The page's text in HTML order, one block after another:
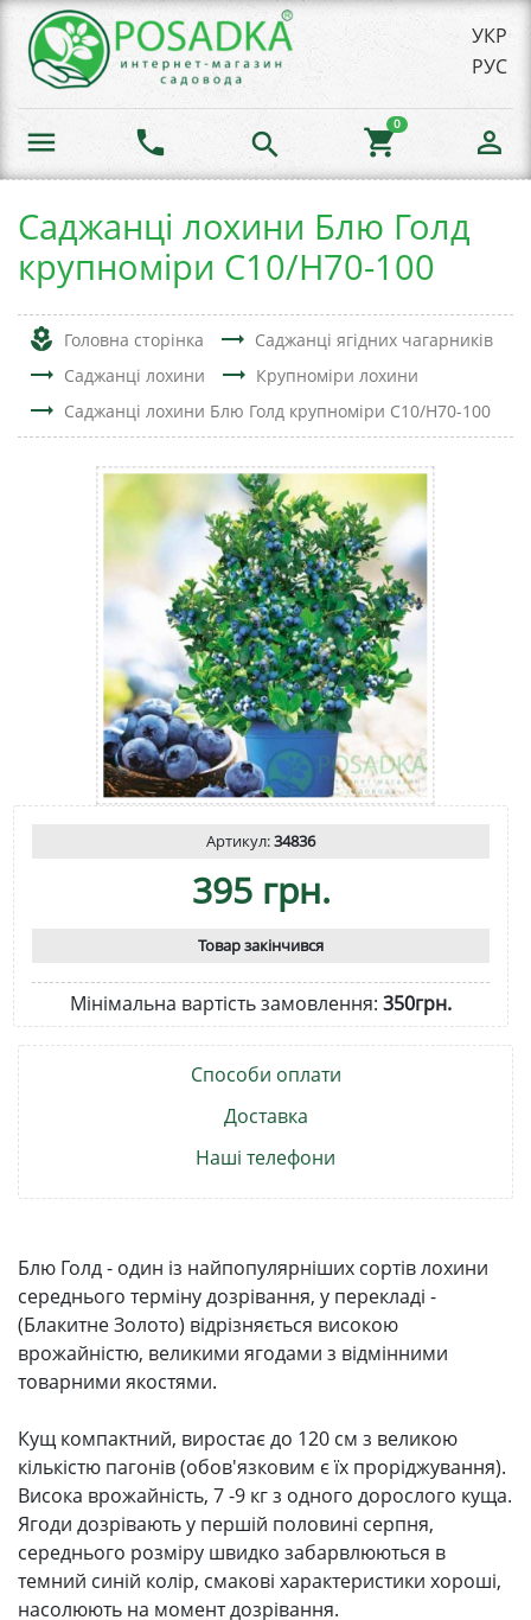
УКР
РУС
menu phone search shopping_cart
0
person_outline
Саджанці лохини Блю Голд
крупноміри C10/Н70-100
local_florist Головна сторінка trending_flat Саджанці ягідних чагарників
trending_flat Саджанці лохини trending_flat Крупноміри лохини
trending_flat Саджанці лохини Блю Голд крупноміри C10/Н70-100
Артикул:34836
395 грн.
Товар закінчився
Мінімальна вартість замовлення: 350грн.
Способи оплати
Доставка
Наші телефони
Блю Голд - один із найпопулярніших сортів лохини
середнього терміну дозрівання, у перекладі -
(Блакитне Золото) відрізняється високою
врожайністю, великими ягодами з відмінними
товарними якостями.
Кущ компактний, виростає до 120 см з великою
кількістю пагонів (обов'язковим є їх проріджування).
Висока врожайність, 7 -9 кг з одного дорослого куща.
Ягоди дозрівають у першій половині серпня,
середнього розміру швидко забарвлюються в
темний синій колір, смакові характеристики хороші,
насолюють на момент дозрівання.